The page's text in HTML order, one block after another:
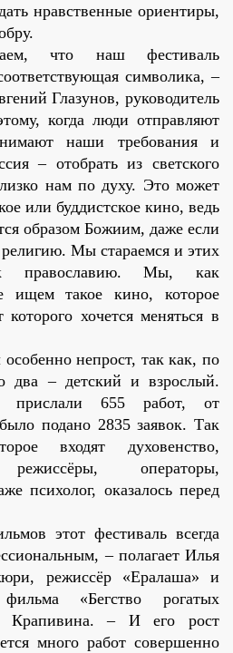
нравственные ориентиры,
что наш фестиваль
символика, –
Глазунов, руководитель
когда люди отправляют
наши требования и
– отобрать из светского
нам по духу. Это может
или буддистское кино, ведь
образом Божиим, даже если
Мы стараемся и этих
православию. Мы, как
ищем такое кино, которое
хочется меняться в
непрост, так как, по
два – детский и взрослый.
прислали 655 работ, от
подано 2835 заявок. Так
входят духовенство,
режиссёры, операторы,
психолог, оказалось перед
этот фестиваль всегда
– полагает Илья
режиссёр «Ералаша» и
«Бегство рогатых
Крапивина. – И его рост
много работ совершенно